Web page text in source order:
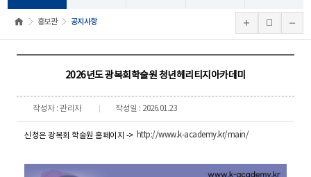
홍보관 공지사항
2026년도 광복회학술원 청년헤리티지아카데미
작성자 : 관리자 작성일 : 2026.01.23
신청은 광복회 학술원 홈페이지 -> http://www.k-academy.kr/main/